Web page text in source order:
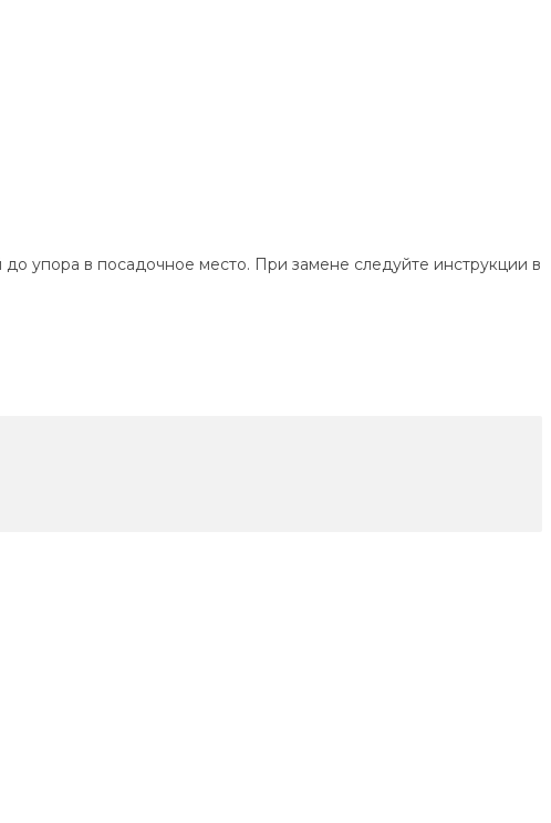
упора в посадочное место. При замене следуйте инструкции в